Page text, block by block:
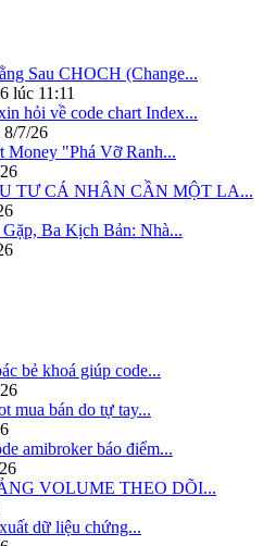
Sau CHOCH (Change...
lúc 11:11
hỏi về code chart Index...
8/7/26
Money "Phá Vỡ Ranh...
TƯ CÁ NHÂN CẦN MỘT LA...
Ba Kịch Bản: Nhà...
bẻ khoá giúp code...
mua bán do tự tay...
amibroker báo điểm...
VOLUME THEO DÕI...
dữ liệu chứng...